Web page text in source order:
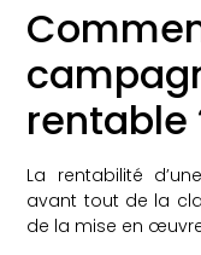
rentable
La rentabilité
avant tout de la
de la mise en